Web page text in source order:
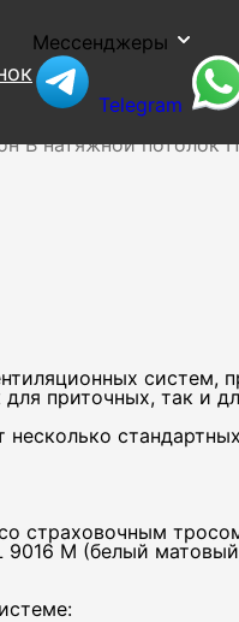
В натяжной потолок
систем,
приточных, так и
страховочным
M (белый
Мессенджеры
Telegram